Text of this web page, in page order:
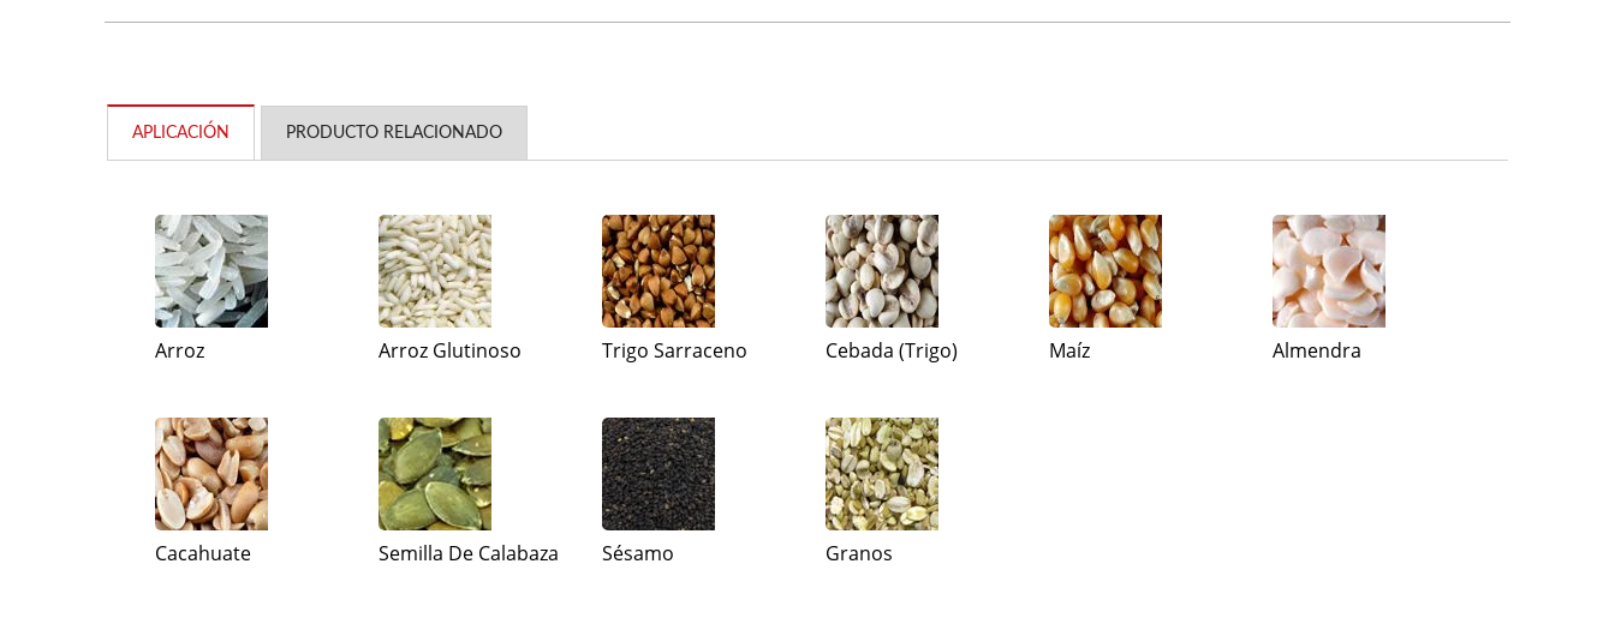
APLICACIÓN PRODUCTO RELACIONADO
Arroz Arroz Glutinoso Trigo Sarraceno Cebada (Trigo) Maíz Almendra
Cacahuate Semilla De Calabaza Sésamo Granos